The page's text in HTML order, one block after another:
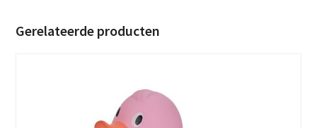
Gerelateerde producten